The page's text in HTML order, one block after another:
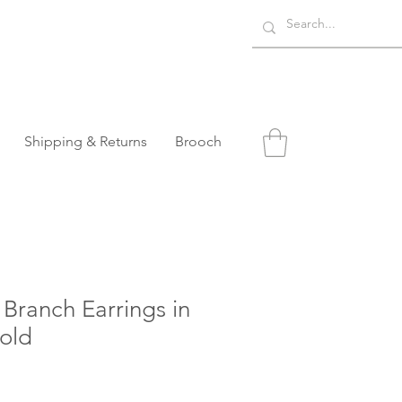
Shipping & Returns Brooch
Earrings in